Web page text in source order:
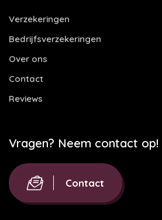
Verzekeringen
Bedrijfsverzekeringen
Over ons
Contact
Reviews
Vragen? Neem contact op!
Contact